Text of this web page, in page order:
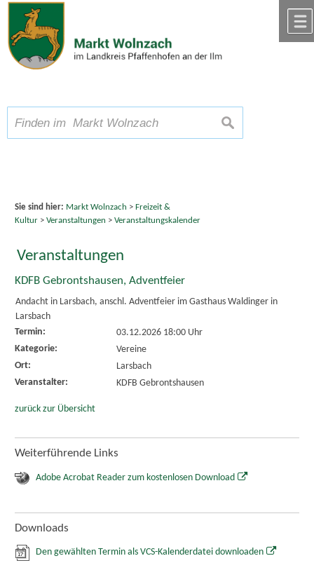
Zum Inhalt,zur Navigation
Schriftgröße A A A suchen
Sie sind hier: Markt Wolnzach > Freizeit &
Kultur> Veranstaltungen > Veranstaltungskalender
Veranstaltungen
KDFB Gebrontshausen, Adventfeier
Andacht in Larsbach, anschl. Adventfeier im Gasthaus Waldinger in
Larsbach
Termin:
03.12.2026 18:00 Uhr
Kategorie:
Vereine
Ort:
Larsbach
Veranstalter:
KDFB Gebrontshausen
zurück zur Übersicht
Weiterführende Links
Adobe Acrobat Reader zum kostenlosen Download
Downloads
Den gewählten Termin als VCS-Kalenderdatei downloaden